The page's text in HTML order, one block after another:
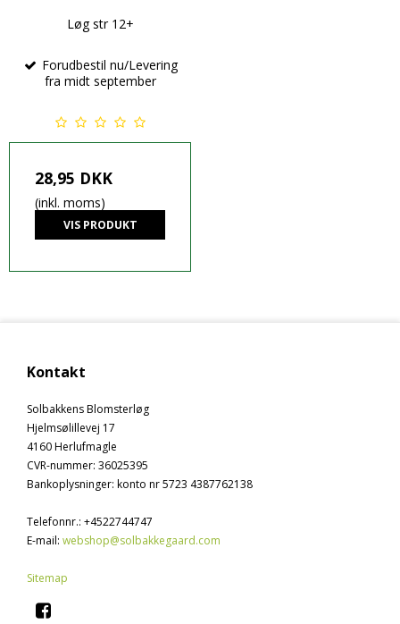
Løg str 12+
Forudbestil nu/Levering
fra midt september
28,95 DKK
(inkl. moms)
VIS PRODUKT
Kontakt
Solbakkens Blomsterløg
Hjelmsølillevej 17
4160 Herlufmagle
CVR-nummer: 36025395
Bankoplysninger: konto nr 5723 4387762138
Telefonnr.: +4522744747
E-mail: webshop@solbakkegaard.com
Sitemap